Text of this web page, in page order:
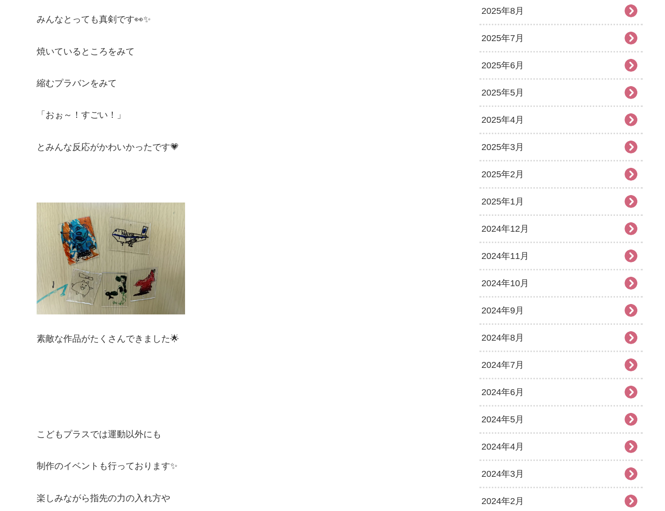
みんなとっても真剣です👀✨
焼いているところをみて
縮むプラバンをみて
「おぉ～！すごい！」
とみんな反応がかわいかったです💗
素敵な作品がたくさんできました🌟
こどもプラスでは運動以外にも
制作のイベントも行っております✨
楽しみながら指先の力の入れ方や
2025年8月
2025年7月
2025年6月
2025年5月
2025年4月
2025年3月
2025年2月
2025年1月
2024年12月
2024年11月
2024年10月
2024年9月
2024年8月
2024年7月
2024年6月
2024年5月
2024年4月
2024年3月
2024年2月